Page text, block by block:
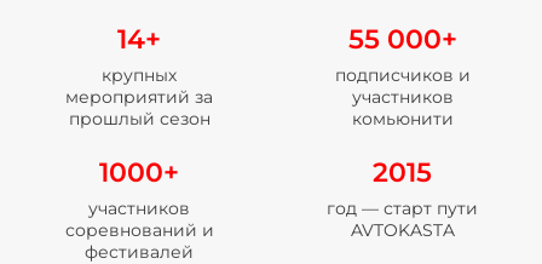
14+
крупных
мероприятий за
прошлый сезон
55 000+
подписчиков и
участников
комьюнити
1000+
участников
соревнований и
фестивалей
2015
год — старт пути
AVTOKASTA